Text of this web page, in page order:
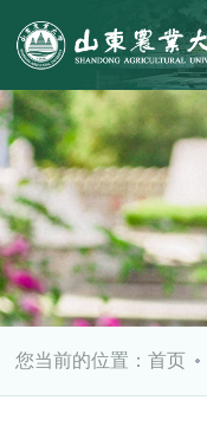
您当前的位置：首页